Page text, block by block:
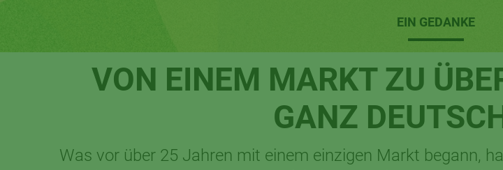
EIN GEDANKE
VON EINEM MARKT ZU
GANZ
Was vor über 25 Jahren mit einem einzigen Markt begann,